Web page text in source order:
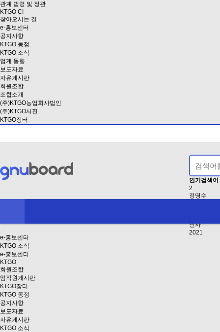
관계 법령 및 정관
KTGO CI
찾아오시는 길
e-홍보센터
공지사항
KTGO 동정
KTGO 소식
업계 동향
보도자료
자유게시판
회원조합
조합소개
(주)KTGO농업회사법인
(주)KTGO서진
KTGO장터
인기검색어
2
정명수
인사
2021
e-홍보센터
KTGO 소식
e-홍보센터
KTGO
회원조합
임직원게시판
KTGO장터
KTGO 동정
공지사항
보도자료
자유게시판
KTGO 소식